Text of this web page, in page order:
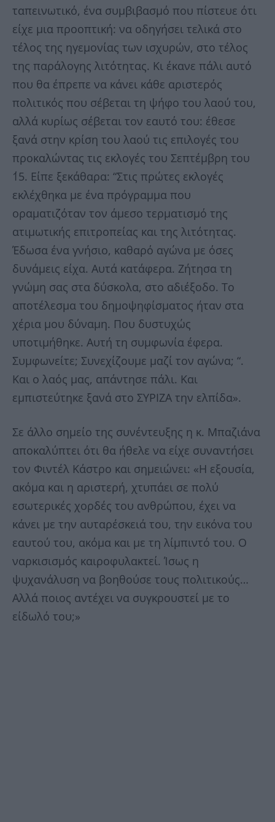
ταπεινωτικό, ένα συμβιβασμό που πίστευε ότι
είχε μια προοπτική: να οδηγήσει τελικά στο
τέλος της ηγεμονίας των ισχυρών, στο τέλος
της παράλογης λιτότητας. Κι έκανε πάλι αυτό
που θα έπρεπε να κάνει κάθε αριστερός
πολιτικός που σέβεται τη ψήφο του λαού του,
αλλά κυρίως σέβεται τον εαυτό του: έθεσε
ξανά στην κρίση του λαού τις επιλογές του
προκαλώντας τις εκλογές του Σεπτέμβρη του
΄15. Είπε ξεκάθαρα: “Στις πρώτες εκλογές
εκλέχθηκα με ένα πρόγραμμα που
οραματιζόταν τον άμεσο τερματισμό της
ατιμωτικής επιτροπείας και της λιτότητας.
Έδωσα ένα γνήσιο, καθαρό αγώνα με όσες
δυνάμεις είχα. Αυτά κατάφερα. Ζήτησα τη
γνώμη σας στα δύσκολα, στο αδιέξοδο. Το
αποτέλεσμα του δημοψηφίσματος ήταν στα
χέρια μου δύναμη. Που δυστυχώς
υποτιμήθηκε. Αυτή τη συμφωνία έφερα.
Συμφωνείτε; Συνεχίζουμε μαζί τον αγώνα; “.
Και ο λαός μας, απάντησε πάλι. Και
εμπιστεύτηκε ξανά στο ΣΥΡΙΖΑ την ελπίδα».
Σε άλλο σημείο της συνέντευξης η κ. Μπαζιάνα
αποκαλύπτει ότι θα ήθελε να είχε συναντήσει
τον Φιντέλ Κάστρο και σημειώνει: «Η εξουσία,
ακόμα και η αριστερή, χτυπάει σε πολύ
εσωτερικές χορδές του ανθρώπου, έχει να
κάνει με την αυταρέσκειά του, την εικόνα του
εαυτού του, ακόμα και με τη λίμπιντό του. Ο
ναρκισισμός καιροφυλακτεί. Ίσως η
ψυχανάλυση να βοηθούσε τους πολιτικούς…
Αλλά ποιος αντέχει να συγκρουστεί με το
είδωλό του;»